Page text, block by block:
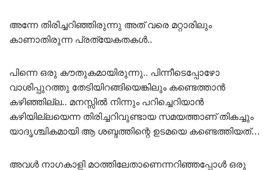
അന്നേ തിരിച്ചറിഞ്ഞിരുന്നു അത് വരെ മറ്റാരിലും
കാണാതിരുന്ന പ്രത്യേകതകൾ..
പിന്നെ ഒരു കൗതുകമായിരുന്നു.. പിന്നീടെപ്പോഴോ
വാശിപ്പുറത്തു തേടിയിറങ്ങിയെങ്കിലും കണ്ടെത്താൻ
കഴിഞ്ഞില്ല.. മനസ്സിൽ നിന്നും പറിച്ചെറിയാൻ
കഴിയില്ലയെന്ന തിരിച്ചറിവുണ്ടായ സമയത്താണ് തികച്ചും
യാദൃശ്ചികമായി ആ ശബ്ദത്തിന്റെ ഉടമയെ കണ്ടെത്തിയത്…
അവൾ നാഗകാളി മഠത്തിലേതാണെന്നറിഞ്ഞപ്പോൾ ഒരു